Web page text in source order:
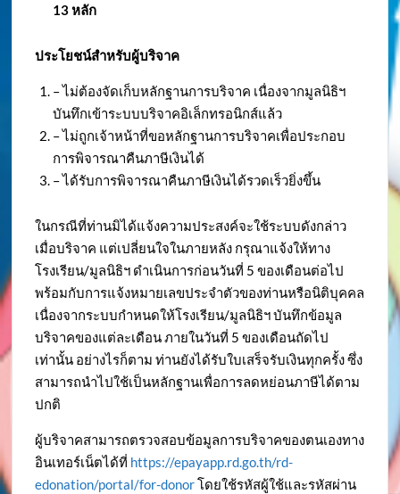
13 หลัก
ประโยชน์สำหรับผู้บริจาค
– ไม่ต้องจัดเก็บหลักฐานการบริจาค เนื่องจากมูลนิธิฯ
บันทึกเข้าระบบบริจาคอิเล็กทรอนิกส์แล้ว
– ไม่ถูกเจ้าหน้าที่ขอหลักฐานการบริจาคเพื่อประกอบ
การพิจารณาคืนภาษีเงินได้
– ได้รับการพิจารณาคืนภาษีเงินได้รวดเร็วยิ่งขึ้น
ในกรณีที่ท่านมิได้แจ้งความประสงค์จะใช้ระบบดังกล่าว
เมื่อบริจาค แต่เปลี่ยนใจในภายหลัง กรุณาแจ้งให้ทาง
โรงเรียน/มูลนิธิฯ ดำเนินการก่อนวันที่ 5 ของเดือนต่อไป
พร้อมกับการแจ้งหมายเลขประจำตัวของท่านหรือนิติบุคคล
เนื่องจากระบบกำหนดให้โรงเรียน/มูลนิธิฯ บันทึกข้อมูล
บริจาคของแต่ละเดือน ภายในวันที่ 5 ของเดือนถัดไป
เท่านั้น อย่างไรก็ตาม ท่านยังได้รับใบเสร็จรับเงินทุกครั้ง ซึ่ง
สามารถนำไปใช้เป็นหลักฐานเพื่อการลดหย่อนภาษีได้ตาม
ปกติ
ผู้บริจาคสามารถตรวจสอบข้อมูลการบริจาคของตนเองทาง
อินเทอร์เน็ตได้ที่ https://epayapp.rd.go.th/rd-
edonation/portal/for-donorโดยใช้รหัสผู้ใช้และรหัสผ่าน